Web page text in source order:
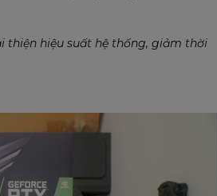
thiện hiệu suất hệ thống, giảm thời